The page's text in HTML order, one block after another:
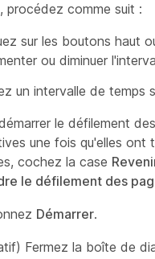
procédez comme suit :
sur les boutons haut
ou diminuer
un intervalle de temps
le défilement
une fois qu'elles ont
cochez la case
le défilement des
Démarrer.
Fermez la boîte de